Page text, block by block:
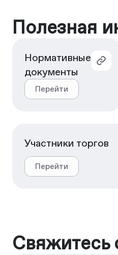
Полезная
Нормативные
документы
Перейти
Участники торгов
Перейти
Свяжитесь